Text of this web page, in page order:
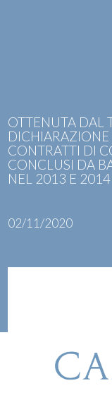
OTTENUTA DAL
CONTRATTI DI
CONCLUSI DA
NEL 2013 E 2014
02/11/2020